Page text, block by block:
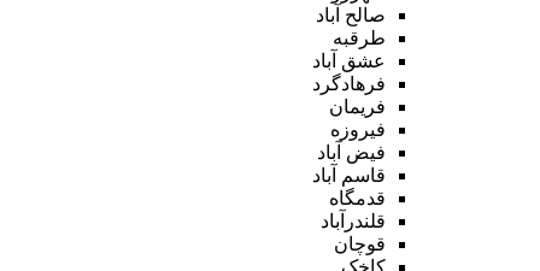
صالح آباد
طرقبه
عشق آباد
فرهادگرد
فریمان
فیروزه
فیض آباد
قاسم آباد
قدمگاه
قلندرآباد
قوچان
کاخک